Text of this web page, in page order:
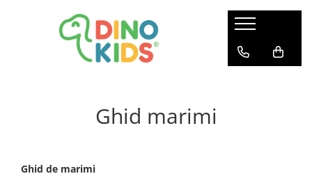
Suport clienti
Livrare internationalaGhid marimi
Ghid de marimi